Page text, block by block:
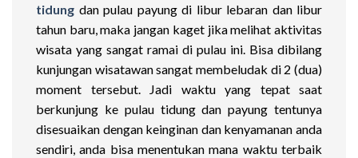
tidung dan pulau payung di libur lebaran dan libur
tahun baru, maka jangan kaget jika melihat aktivitas
wisata yang sangat ramai di pulau ini. Bisa dibilang
kunjungan wisatawan sangat membeludak di 2 (dua)
moment tersebut. Jadi waktu yang tepat saat
berkunjung ke pulau tidung dan payung tentunya
disesuaikan dengan keinginan dan kenyamanan anda
sendiri, anda bisa menentukan mana waktu terbaik